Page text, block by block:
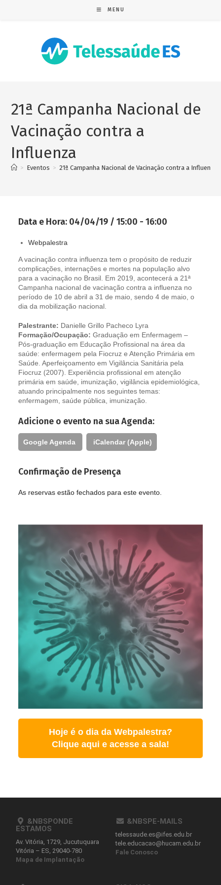
MENU
21ª Campanha Nacional de
Vacinação contra a
Influenza
> Eventos > 21ª Campanha Nacional de Vacinação contra a Influenza
Data e Hora: 04/04/19 / 15:00 - 16:00
Webpalestra
A vacinação contra influenza tem o propósito de reduzir
complicações, internações e mortes na população alvo
para a vacinação no Brasil. Em 2019, acontecerá a 21ª
Campanha nacional de vacinação contra a influenza no
período de 10 de abril a 31 de maio, sendo 4 de maio, o
dia da mobilização nacional.
Palestrante: Danielle Grillo Pacheco Lyra
Formação/Ocupação: Graduação em Enfermagem –
Pós-graduação em Educação Profissional na área da
saúde: enfermagem pela Fiocruz e Atenção Primária em
Saúde. Aperfeiçoamento em Vigilância Sanitária pela
Fiocruz (2007). Experiência profissional em atenção
primária em saúde, imunização, vigilância epidemiológica,
atuando principalmente nos seguintes temas:
enfermagem, saúde pública, imunização.
Adicione o evento na sua Agenda:
Google Agenda iCalendar (Apple)
Confirmação de Presença
As reservas estão fechados para este evento.
Hoje é o dia da Webpalestra?
Clique aqui e acesse a sala!
&NBSPONDE
ESTAMOS
Av. Vitória, 1729, Jucutuquara
Vitória – ES, 29040-780
Mapa de Implantação
&NBSPE-MAILS
telessaude.es@ifes.edu.br
tele.educacao@hucam.edu.br
Fale Conosco